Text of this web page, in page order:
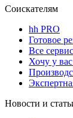
Соискателям
hh PRO
Готовое
Все
Хочу у
Новости и